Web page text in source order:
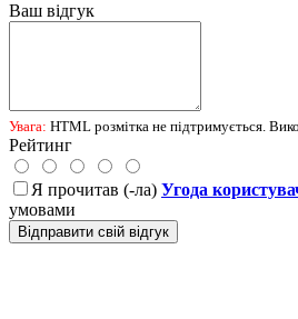
Ваш відгук
Увага: HTML розмітка не підтримується.
Рейтинг
Я прочитав (-ла) Угода
умовами
Відправити свій відгук